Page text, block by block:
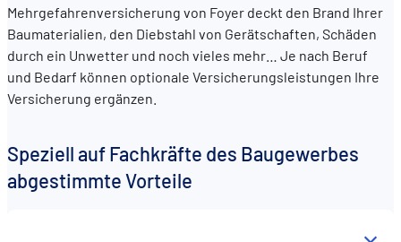
Mehrgefahrenversicherung von Foyer deckt den Brand Ihrer
Baumaterialien, den Diebstahl von Gerätschaften, Schäden
durch ein Unwetter und noch vieles mehr… Je nach Beruf
und Bedarf können optionale Versicherungsleistungen Ihre
Versicherung ergänzen.
Speziell auf Fachkräfte des Baugewerbes
abgestimmte Vorteile